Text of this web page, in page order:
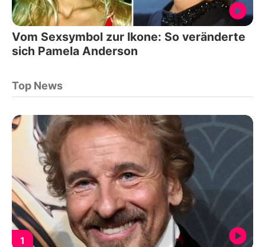
Vom Sexsymbol zur Ikone: So veränderte
sich Pamela Anderson
Top News
1